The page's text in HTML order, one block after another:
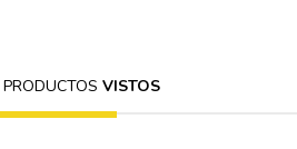
PRODUCTOSVISTOS